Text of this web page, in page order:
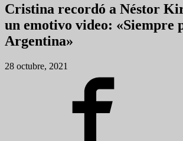
Cristina recordó a Néstor
un emotivo video: «Siempre
Argentina»
28 octubre, 2021